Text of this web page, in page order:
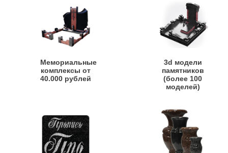
Мемориальные
комплексы от
40.000 рублей
3d модели
памятников
(более 100
моделей)